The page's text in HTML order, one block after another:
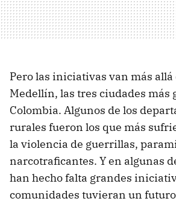
Pero las iniciativas van más allá
Medellín, las tres ciudades más
Colombia. Algunos de los
rurales fueron los que más
la violencia de guerrillas,
narcotraficantes. Y en algunas
han hecho falta grandes
comunidades tuvieran un